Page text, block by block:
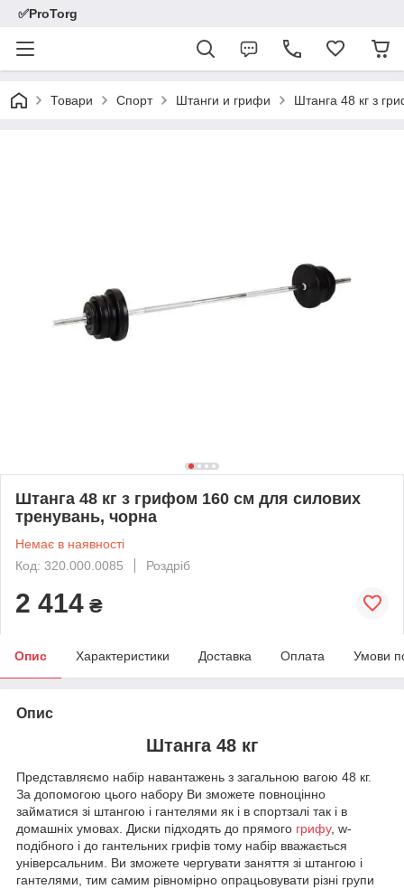
✅ProTorg
Товари Спорт Штанги и грифи Штанга 48 кг з
Штанга 48 кг з грифом 160 см для силових
тренувань, чорна
Немає в наявності
Код: 320.000.0085
Роздріб
2 414 ₴
Опис Характеристики Доставка Оплата Умови
Опис
Штанга 48 кг
Представляємо набір навантажень з загальною вагою 48 кг.
За допомогою цього набору Ви зможете повноцінно
займатися зі штангою і гантелями як і в спортзалі так і в
домашніх умовах. Диски підходять до прямого грифу, w-
подібного і до гантельних грифів тому набір вважається
універсальним. Ви зможете чергувати заняття зі штангою і
гантелями, тим самим рівномірно опрацьовувати різні групи